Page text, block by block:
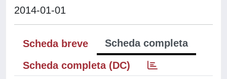
2014-01-01
Scheda breve
Scheda completa
Scheda completa (DC)